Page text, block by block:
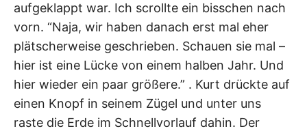
aufgeklappt war. Ich scrollte ein bisschen nach
vorn. “Naja, wir haben danach erst mal eher
plätscherweise geschrieben. Schauen sie mal –
hier ist eine Lücke von einem halben Jahr. Und
hier wieder ein paar größere.” . Kurt drückte auf
einen Knopf in seinem Zügel und unter uns
raste die Erde im Schnellvorlauf dahin. Der